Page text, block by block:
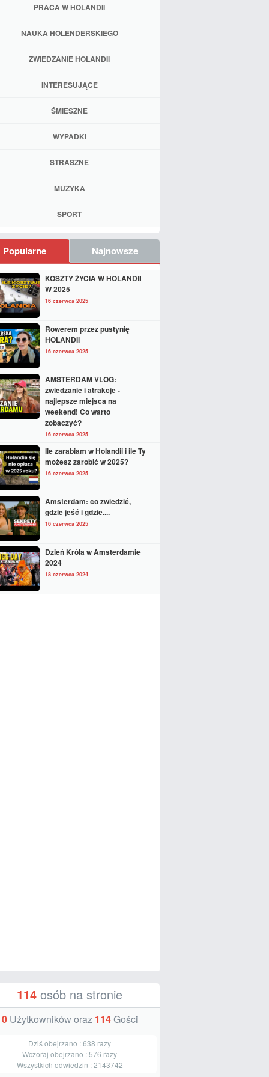
PRACA W HOLANDII
NAUKA HOLENDERSKIEGO
ZWIEDZANIE HOLANDII
INTERESUJĄCE
ŚMIESZNE
WYPADKI
STRASZNE
MUZYKA
SPORT
Popularne Najnowsze
KOSZTY ŻYCIA W HOLANDII
W 2025
16 czerwca 2025
Rowerem przez pustynię
HOLANDII
16 czerwca 2025
AMSTERDAM VLOG:
zwiedzanie i atrakcje -
najlepsze miejsca na
weekend! Co warto
zobaczyć?
16 czerwca 2025
Ile zarabiam w Holandii i ile Ty
możesz zarobić w 2025?
16 czerwca 2025
Amsterdam: co zwiedzić,
gdzie jeść i gdzie....
16 czerwca 2025
Dzień Króla w Amsterdamie
2024
18 czerwca 2024
114 osób na stronie
0Użytkowników oraz 114Gości
Dziś obejrzano :638 razy
Wczoraj obejrzano :576 razy
Wszystkich odwiedzin :2143742